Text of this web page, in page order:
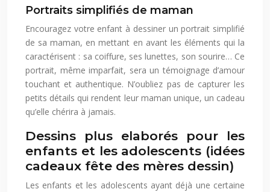
Portraits simplifiés de maman
Encouragez votre enfant à dessiner un portrait simplifié
de sa maman, en mettant en avant les éléments qui la
caractérisent : sa coiffure, ses lunettes, son sourire… Ce
portrait, même imparfait, sera un témoignage d’amour
touchant et authentique. N’oubliez pas de capturer les
petits détails qui rendent leur maman unique, un cadeau
qu’elle chérira à jamais.
Dessins plus elaborés pour les
enfants et les adolescents (idées
cadeaux fête des mères dessin)
Les enfants et les adolescents ayant déjà une certaine